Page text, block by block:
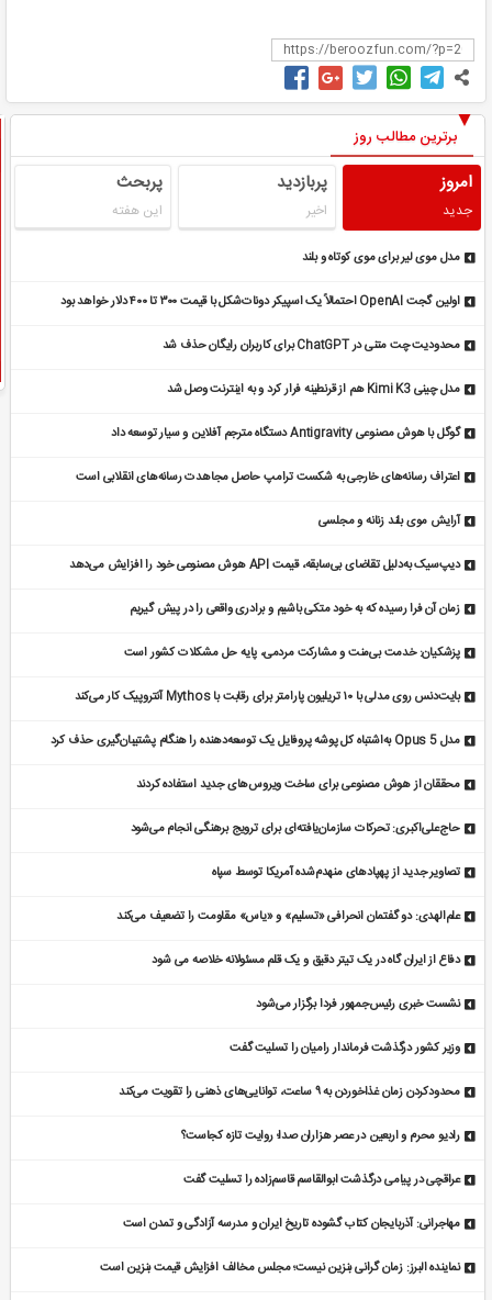
برترین مطالب روز
امروز
جدید
پربازدید
اخیر
پربحث
این هفته
مدل موی لیر برای موی کوتاه و بلند
اولین گجت OpenAI احتمالاً یک اسپیکر دونات‌شکل با قیمت ۳۰۰ تا ۴۰۰ دلار خواهد بود
محدودیت چت متنی در ChatGPT برای کاربران رایگان حذف شد
مدل چینی Kimi K3 هم از قرنطینه فرار کرد و به اینترنت وصل شد
گوگل با هوش مصنوعی Antigravity دستگاه مترجم آفلاین و سیار توسعه داد
اعتراف رسانه‌های خارجی به شکست ترامپ حاصل مجاهدت رسانه‌های انقلابی است
آرایش موی بلند زنانه و مجلسی
دیپ‌سیک به‌دلیل تقاضای بی‌سابقه، قیمت API هوش مصنوعی خود را افزایش می‌دهد
زمان آن فرا رسیده که به خود متکی باشیم و برادری واقعی را در پیش گیریم
پزشکیان: خدمت بی‌منت و مشارکت مردمی، پایه حل مشکلات کشور است
بایت‌دنس روی مدلی با ۱۰ تریلیون پارامتر برای رقابت با Mythos آنتروپیک کار می‌کند
مدل Opus 5 به‌اشتباه کل پوشه پروفایل یک توسعه‌دهنده را هنگام پشتیبان‌گیری حذف کرد
محققان از هوش مصنوعی برای ساخت ویروس‌های جدید استفاده کردند
حاج‌علی‌اکبری: تحرکات سازمان‌یافته‌ای برای ترویج برهنگی انجام می‌شود
تصاویر جدید از پهپادهای منهدم‌شده آمریکا توسط سپاه
علم‌الهدی: دو گفتمان انحرافی «تسلیم» و «یاس» مقاومت را تضعیف می‌کند
دفاع از ایران گاه در یک تیتر دقیق و یک قلم مسئولانه خلاصه می شود
نشست خبری رئیس‌جمهور فردا برگزار می‌شود
وزیر کشور درگذشت فرماندار رامیان را تسلیت گفت
محدودکردن زمان غذاخوردن به ۹ ساعت، توانایی‌های ذهنی را تقویت می‌کند
رادیو محرم و اربعین در عصر هزاران صدا؛ روایت تازه کجاست؟
عراقچی در پیامی درگذشت ابوالقاسم قاسم‌زاده را تسلیت گفت
مهاجرانی: آذربایجان کتاب گشوده تاریخ ایران و مدرسه آزادگی و تمدن است
نماینده البرز: زمان گرانی بنزین نیست؛ مجلس مخالف افزایش قیمت بنزین است